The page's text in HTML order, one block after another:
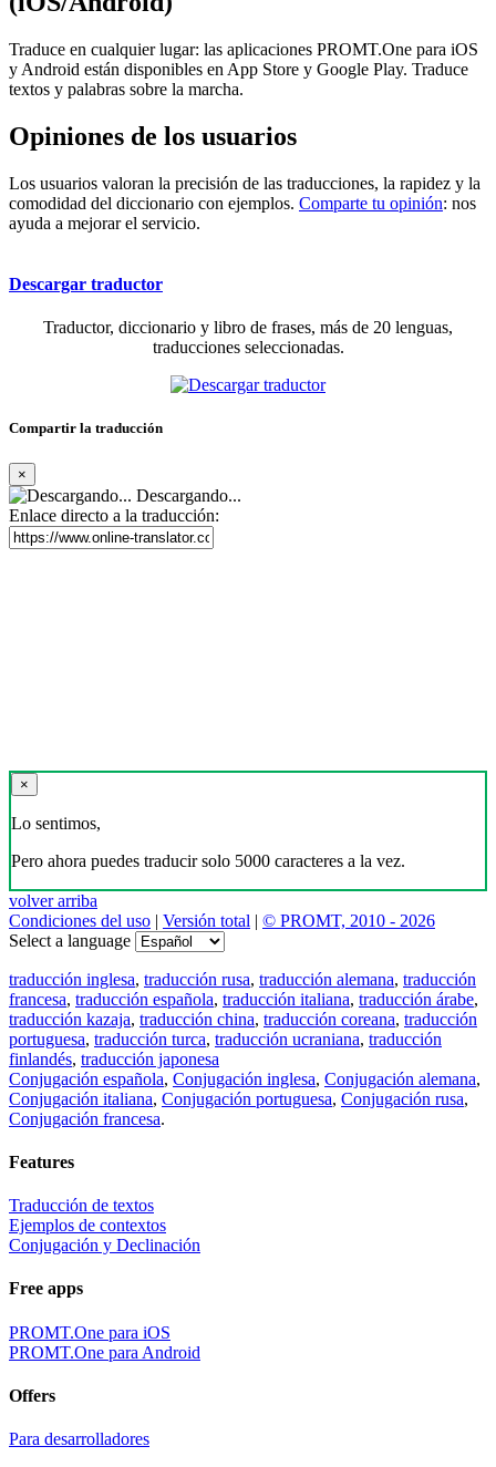
Traduce en cualquier lugar: las aplicaciones PROMT.One para iOS
y Android están disponibles en App Store y Google Play. Traduce
textos y palabras sobre la marcha.
Opiniones de los usuarios
Los usuarios valoran la precisión de las traducciones, la rapidez y la
comodidad del diccionario con ejemplos. Comparte tu opinión: nos
ayuda a mejorar el servicio.
Descargar traductor
Traductor, diccionario y libro de frases, más de 20 lenguas,
traducciones seleccionadas.
Compartir la traducción
×
Descargando...
Enlace directo a la traducción:
×
Lo sentimos,
Pero ahora puedes traducir solo 5000 caracteres a la vez.
volver arriba
Condiciones del uso | Versión total | © PROMT, 2010 - 2026
Select a language
traducción inglesa, traducción rusa, traducción alemana, traducción
francesa, traducción española, traducción italiana, traducción árabe,
traducción kazaja, traducción china, traducción coreana, traducción
portuguesa, traducción turca, traducción ucraniana, traducción
finlandés, traducción japonesa
Conjugación española, Conjugación inglesa, Conjugación alemana,
Conjugación italiana, Conjugación portuguesa, Conjugación rusa,
Conjugación francesa.
Features
Traducción de textos
Ejemplos de contextos
Conjugación y Declinación
Free apps
PROMT.One para iOS
PROMT.One para Android
Offers
Para desarrolladores